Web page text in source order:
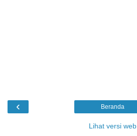
‹ Beranda
Lihat versi web